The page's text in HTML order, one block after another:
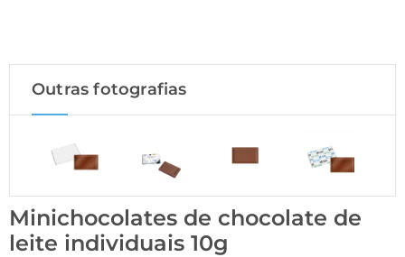
Outras fotografias
Minichocolates de chocolate de
leite individuais 10g